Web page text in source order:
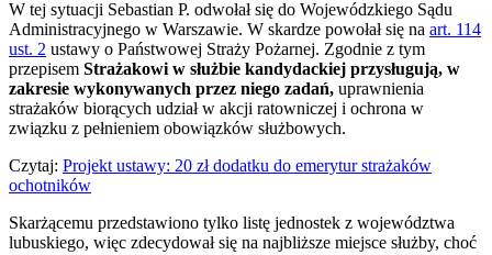
W tej sytuacji Sebastian P. odwołał się do Wojewódzkiego Sądu
Administracyjnego w Warszawie. W skardze powołał się na art. 114
ust. 2 ustawy o Państwowej Straży Pożarnej. Zgodnie z tym
przepisem Strażakowi w służbie kandydackiej przysługują, w
zakresie wykonywanych przez niego zadań, uprawnienia
strażaków biorących udział w akcji ratowniczej i ochrona w
związku z pełnieniem obowiązków służbowych.
Czytaj: Projekt ustawy: 20 zł dodatku do emerytur strażaków
ochotników
Skarżącemu przedstawiono tylko listę jednostek z województwa
lubuskiego, więc zdecydował się na najbliższe miejsce służby, choć